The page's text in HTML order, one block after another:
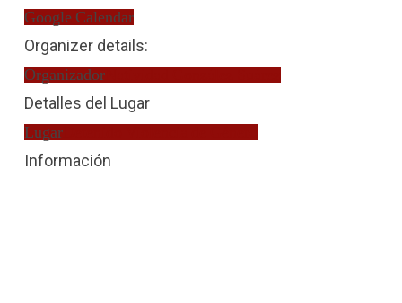
Google Calendar
Organizer details:
OrganizadorNatividad González Suárez
Detalles del Lugar
LugarDetenido Violencia de Género
Información